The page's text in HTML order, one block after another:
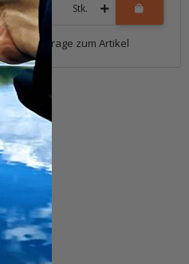
Stk.
Frage zum Artikel